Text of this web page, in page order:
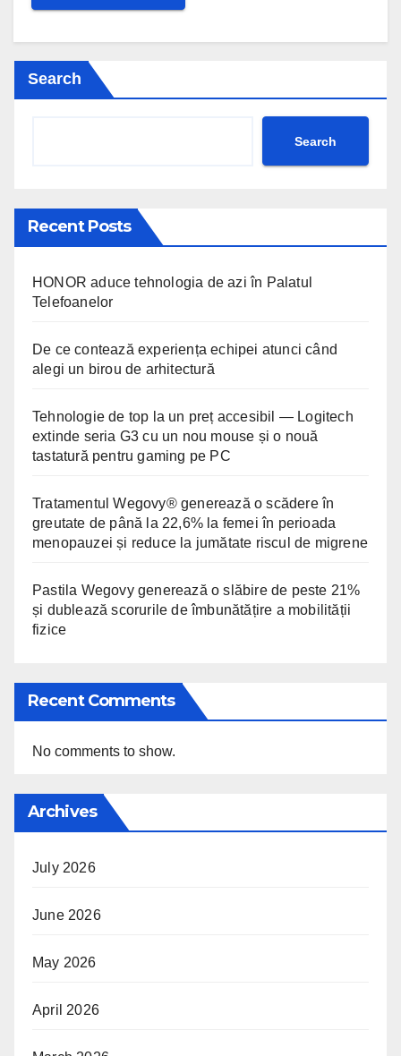
Search
Search
Recent Posts
HONOR aduce tehnologia de azi în Palatul
Telefoanelor
De ce contează experiența echipei atunci când
alegi un birou de arhitectură
Tehnologie de top la un preț accesibil — Logitech
extinde seria G3 cu un nou mouse și o nouă
tastatură pentru gaming pe PC
Tratamentul Wegovy® generează o scădere în
greutate de până la 22,6% la femei în perioada
menopauzei și reduce la jumătate riscul de migrene
Pastila Wegovy generează o slăbire de peste 21%
și dublează scorurile de îmbunătățire a mobilității
fizice
Recent Comments
No comments to show.
Archives
July 2026
June 2026
May 2026
April 2026